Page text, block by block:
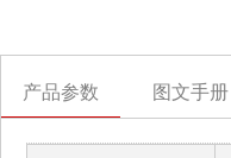
产品参数 图文手册